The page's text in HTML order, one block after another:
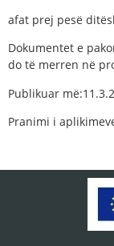
afat prej pesë
Dokumentet e
do të merren në
Publikuar
Pranimi i